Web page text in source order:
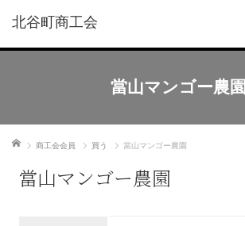
北谷町商工会
當山マンゴー農園
ホーム 商工会会員 買う 當山マンゴー農園
當山マンゴー農園